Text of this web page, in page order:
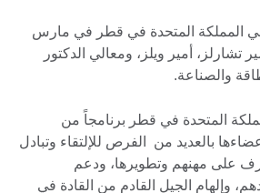
المملكة المتحدة في قطر في مارس
تشارلز، أمير ويلز، ومعالي الدكتور
والصناعة.
المتحدة في قطر برنامجاً من
بالعديد من الفرص للإلتقاء وتبادل
على مهنهم وتطويرها، ودعم
وإلهام الجيل القادم من القادة في